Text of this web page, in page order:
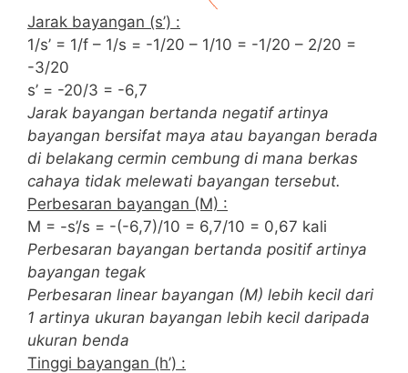
Jarak bayangan (s’) :
1/s’ = 1/f – 1/s = -1/20 – 1/10 = -1/20 – 2/20 =
-3/20
s’ = -20/3 = -6,7
Jarak bayangan bertanda negatif artinya
bayangan bersifat maya atau bayangan berada
di belakang cermin cembung di mana berkas
cahaya tidak melewati bayangan tersebut.
Perbesaran bayangan (M) :
M = -s’/s = -(-6,7)/10 = 6,7/10 = 0,67 kali
Perbesaran bayangan bertanda positif artinya
bayangan tegak
Perbesaran linear bayangan (M) lebih kecil dari
1 artinya ukuran bayangan lebih kecil daripada
ukuran benda
Tinggi bayangan (h’) :